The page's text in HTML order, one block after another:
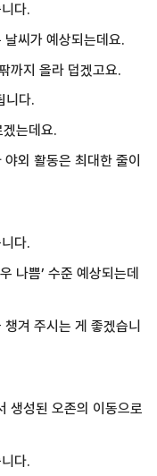
다.
씨가 예상되는데요.
까지 올라 덥겠고요.
니다.
는데요.
외 활동은 최대한 줄이
다.
나쁨’ 수준 예상되는데
겨 주시는 게 좋겠습니
생성된 오존의 이동으로
다.